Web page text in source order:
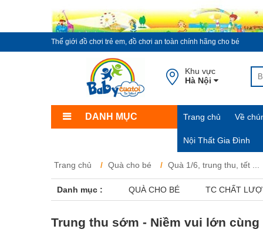
Thế giới đồ chơi trẻ em, đồ chơi an toàn chính hãng cho bé
Khu vực
Hà Nội
DANH MỤC Trang chủ Về
Nội Thất Gia Đình
Trang chủ Quà cho bé Quà 1/6, trung thu, tết ...
Danh mục : QUÀ CHO BÉ TC CHẤT
Trung thu sớm - Niềm vui lớn